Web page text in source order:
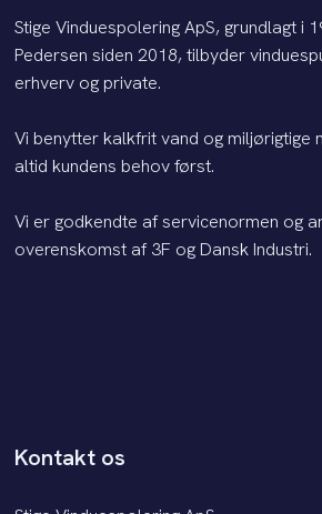
Stige Vinduespolering ApS, grundlagt i
Pedersen siden 2018, tilbyder
erhverv og private.
​Vi benytter kalkfrit vand og
altid kundens behov først.
Vi er godkendte af servicenormen og
overenskomst af 3F og Dansk Industri.
Kontakt os